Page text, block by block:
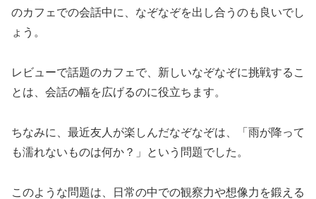
のカフェでの会話中に、なぞなぞを出し合うのも良いでし
ょう。
レビューで話題のカフェで、新しいなぞなぞに挑戦するこ
とは、会話の幅を広げるのに役立ちます。
ちなみに、最近友人が楽しんだなぞなぞは、「雨が降って
も濡れないものは何か？」という問題でした。
このような問題は、日常の中での観察力や想像力を鍛える